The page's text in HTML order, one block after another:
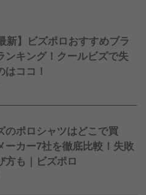
新】ビズポロおすすめブラ
ンキング！クールビズで失
はココ！
のポロシャツはどこで買
ーカー7社を徹底比較！失敗
方も｜ビズポロ